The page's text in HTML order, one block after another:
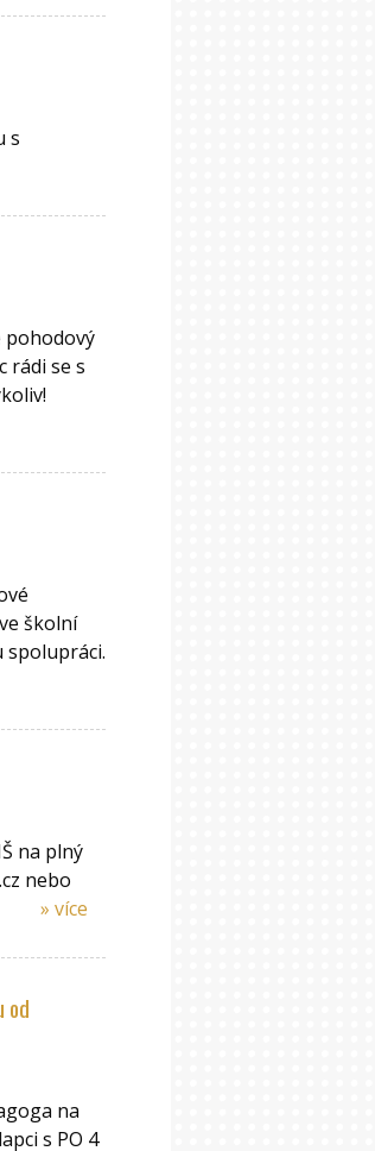
s
pohodový
rádi se s
školní
spolupráci.
na plný
nebo
» více
od
na
s PO 4